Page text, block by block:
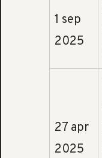
1 sep
2025
27 apr
2025